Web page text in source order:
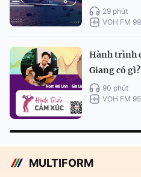
29 phút
VOH FM
Hành trình
Giang có gì?
90 phút
VOH FM
MULTIFORM